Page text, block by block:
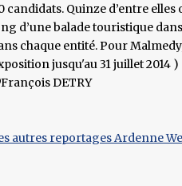
candidats. Quinze d’entre
d’une balade touristique
chaque entité. Pour
jusqu'au 31 juillet 2014 )
DETRY
autres reportages Ardenne